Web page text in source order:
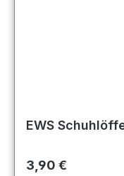
EWS
Regulärer Preis:
3,90 €